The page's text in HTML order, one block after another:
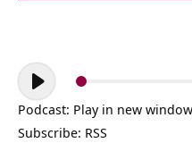
Audio-
Player
Podcast: Play in new window
Subscribe: RSS